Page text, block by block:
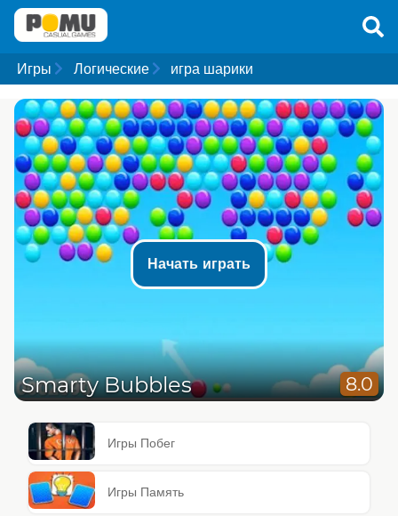
Игры Логические игра шарики
Начать играть
Smarty Bubbles 8.0
Игры Побег
Игры Память